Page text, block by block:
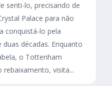
senti-lo, precisando de
Palace para não
conquistá-lo pela
décadas. Enquanto
o Tottenham
visita...